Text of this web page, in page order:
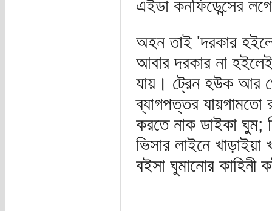
এইডা কনফিডেন্সের
অহন তাই 'দরকার
আবার দরকার না
যায়। ট্রেন হউক আর
ব্যাগপত্তর যায়গামতো
করতে নাক ডাইকা ঘুম;
ভিসার লাইনে
বইসা ঘুমানোর কাহিনী